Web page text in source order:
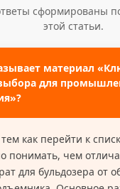
сформированы
этой статьи.
материал
для
как перейти к
понимать, чем
для бульдозера от